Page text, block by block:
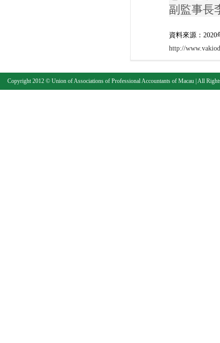
副監事長
資料來源：
http://
Copyright 2012 © Union of Associations of Professional Accountants of Macau | All